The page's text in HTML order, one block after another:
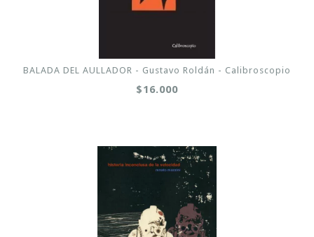
BALADA DEL AULLADOR - Gustavo Roldán - Calibroscopio
$16.000